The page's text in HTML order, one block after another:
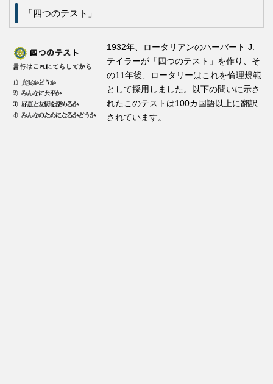
「四つのテスト」
1932年、ロータリアンのハーバート J.
テイラーが「四つのテスト」を作り、そ
の11年後、ロータリーはこれを倫理規範
として採用しました。以下の問いに示さ
れたこのテストは100カ国語以上に翻訳
されています。